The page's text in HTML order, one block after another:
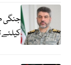
جنگی
کیلئے